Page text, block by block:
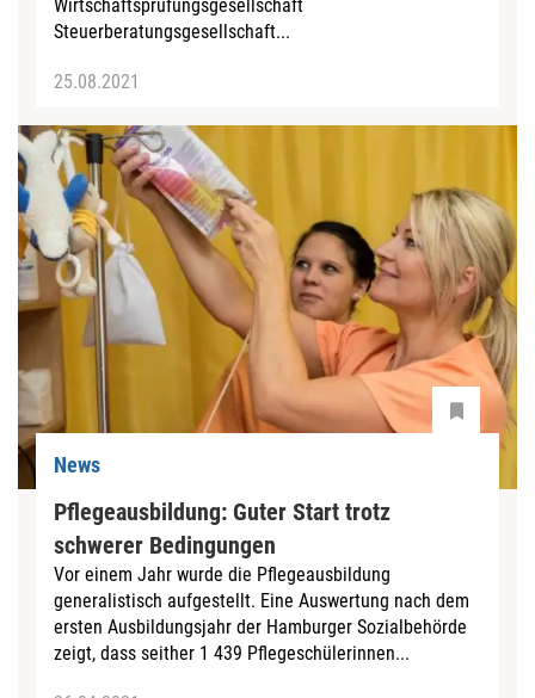
Wirtschaftsprüfungsgesellschaft
Steuerberatungsgesellschaft...
25.08.2021
News
Pflegeausbildung: Guter Start trotz
schwerer Bedingungen
Vor einem Jahr wurde die Pflegeausbildung
generalistisch aufgestellt. Eine Auswertung nach dem
ersten Ausbildungsjahr der Hamburger Sozialbehörde
zeigt, dass seither 1 439 Pflegeschülerinnen...